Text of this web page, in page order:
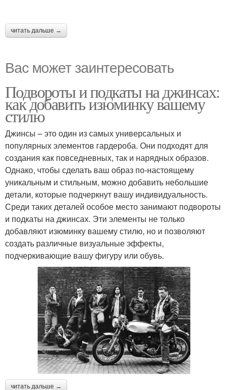
читать дальше →
Вас может заинтересовать
Подвороты и подкаты на джинсах:
как добавить изюминку вашему
стилю
Джинсы – это один из самых универсальных и
популярных элементов гардероба. Они подходят для
создания как повседневных, так и нарядных образов.
Однако, чтобы сделать ваш образ по-настоящему
уникальным и стильным, можно добавить небольшие
детали, которые подчеркнут вашу индивидуальность.
Среди таких деталей особое место занимают подвороты
и подкаты на джинсах. Эти элементы не только
добавляют изюминку вашему стилю, но и позволяют
создать различные визуальные эффекты,
подчеркивающие вашу фигуру или обувь.
читать дальше →